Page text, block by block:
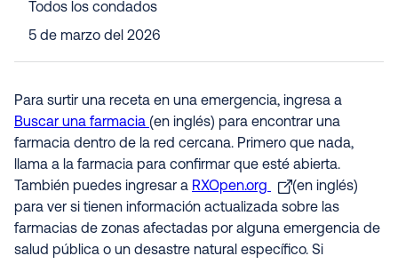
Todos los condados
5 de marzo del 2026
Para surtir una receta en una emergencia, ingresa a
Buscar una farmacia (en inglés) para encontrar una
farmacia dentro de la red cercana. Primero que nada,
llama a la farmacia para confirmar que esté abierta.
También puedes ingresar a RXOpen.org
(en inglés)
para ver si tienen información actualizada sobre las
farmacias de zonas afectadas por alguna emergencia de
salud pública o un desastre natural específico. Si